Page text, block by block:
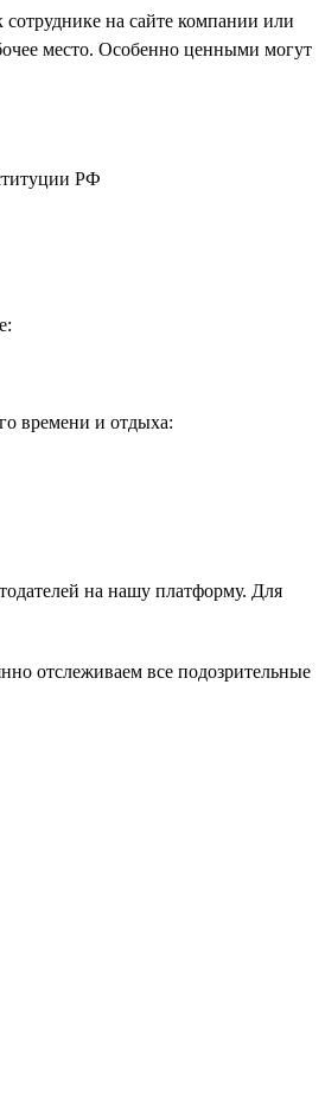
на сайте компании или
место. Особенно ценными могут
времени и отдыха:
на нашу платформу. Для
отслеживаем все подозрительные